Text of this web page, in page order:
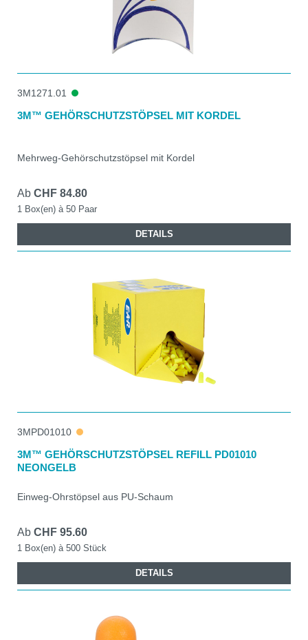
3M1271.01
3M™ GEHÖRSCHUTZSTÖPSEL MIT KORDEL
Mehrweg-Gehörschutzstöpsel mit Kordel
Ab CHF 84.80
1 Box(en) à 50 Paar
DETAILS
3MPD01010
3M™ GEHÖRSCHUTZSTÖPSEL REFILL PD01010
NEONGELB
Einweg-Ohrstöpsel aus PU-Schaum
Ab CHF 95.60
1 Box(en) à 500 Stück
DETAILS